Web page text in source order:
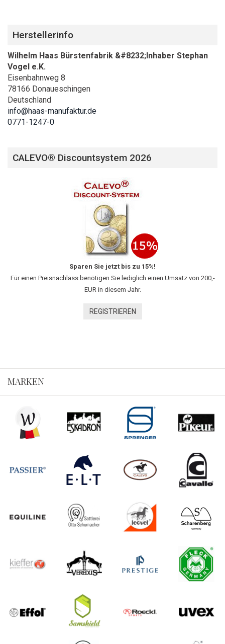
Herstellerinfo
Wilhelm Haas Bürstenfabrik &#8232;Inhaber Stephan
Vogel e.K.
Eisenbahnweg 8
78166 Donaueschingen
Deutschland
info@haas-manufaktur.de
0771-1247-0
CALEVO® Discountsystem 2026
Sparen Sie jetzt bis zu 15%!
Für einen Preisnachlass benötigen Sie lediglich einen Umsatz von 200,-
EUR in diesem Jahr.
REGISTRIEREN
MARKEN